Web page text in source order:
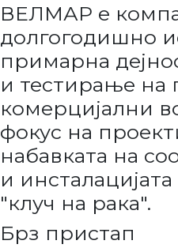
ВЕЛМАР е
долгогодишно
примарна
и тестирање на
комерцијални
фокус на
набавката на
и
"клуч на рака".
Брз пристап